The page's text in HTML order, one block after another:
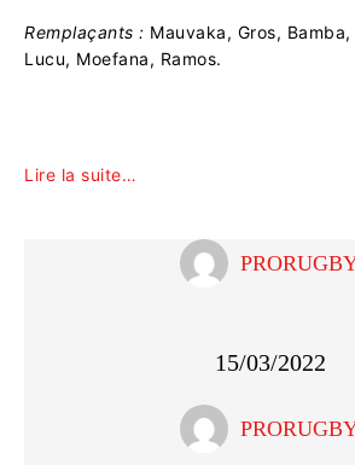
Remplaçants : Mauvaka, Gros,
Lucu, Moefana, Ramos.
Lire la suite…
15/03/2022